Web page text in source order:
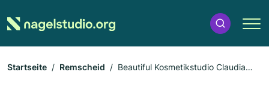
Startseite Remscheid
Beautiful Kosmetikstudio Claudia